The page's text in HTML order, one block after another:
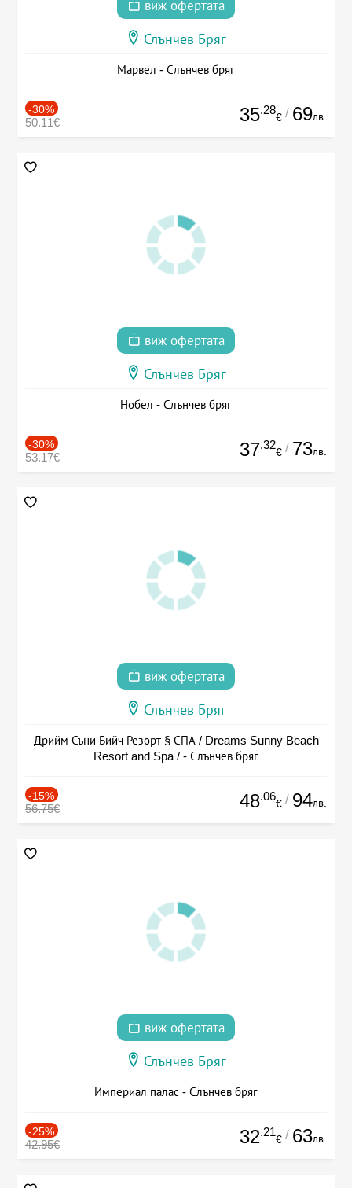
виж офертата
Слънчев Бряг
Марвел - Слънчев бряг
-30%
50.11€ 35.28
€ / 69лв.
виж офертата
Слънчев Бряг
Нобел - Слънчев бряг
-30%
53.17€ 37.32
€ / 73лв.
виж офертата
Слънчев Бряг
Дрийм Съни Бийч Резорт § СПА / Dreams Sunny Beach
Resort and Spa / - Слънчев бряг
-15%
56.75€ 48.06
€ / 94лв.
виж офертата
Слънчев Бряг
Империал палас - Слънчев бряг
-25%
42.95€ 32.21
€ / 63лв.